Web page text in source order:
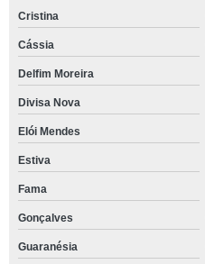
Cristina
Cássia
Delfim Moreira
Divisa Nova
Elói Mendes
Estiva
Fama
Gonçalves
Guaranésia